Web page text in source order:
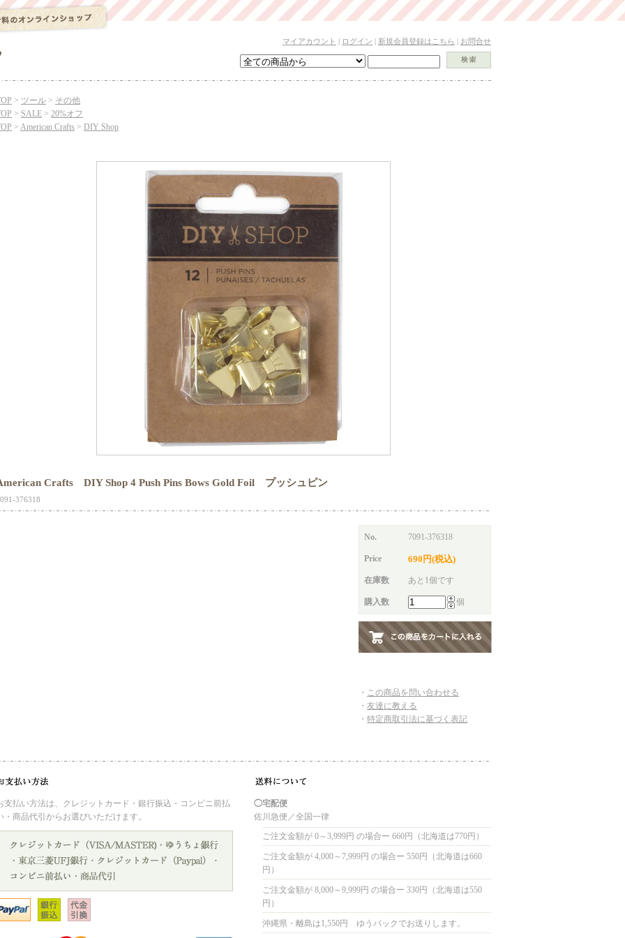
マイアカウント | ログイン | 新規会員登録はこちら | お問合せ
> ツール > その他
> SALE > 20%オフ
> American Crafts > DIY Shop
Crafts DIY Shop 4 Push Pins Bows Gold Foil プッシュピン
376318
No. 7091-376318
Price 690円(税込)
在庫数 あと1個です
購入数 個
・ この商品を問い合わせる
・ 友達に教える
・ 特定商取引法に基づく表記
支払い方法は、クレジットカード・銀行振込・コンビニ前払
・商品代引からお選びいただけます。
◯宅配便
佐川急便／全国一律
ご注文金額が 0～3,999円 の場合ー 660円（北海道は770円）
ご注文金額が 4,000～7,999円 の場合ー 550円（北海道は660
円）
ご注文金額が 8,000～9,999円 の場合ー 330円（北海道は550
円）
沖縄県・離島は1,550円 ゆうパックでお送りします。